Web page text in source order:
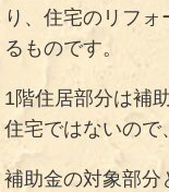
り、住宅のリフ
るものです。
1階住居部分は補
住宅ではないので
補助金の対象部分